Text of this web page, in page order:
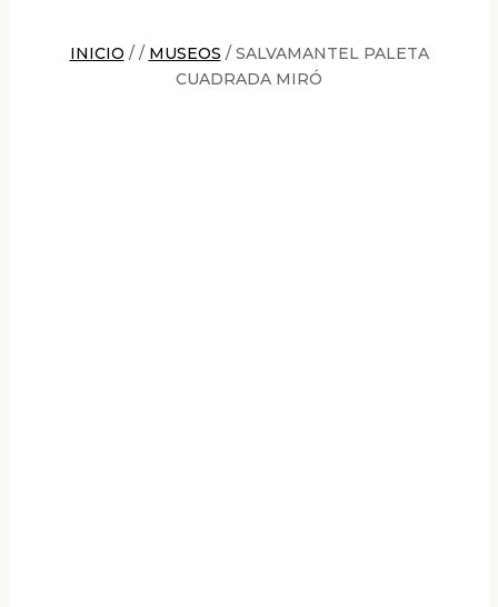
INICIO / / MUSEOS / SALVAMANTEL PALETA
CUADRADA MIRÓ